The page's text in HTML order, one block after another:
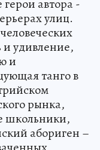
автора -
улиц.
и удивление,
и
танго в
рынка,
школьники,
абориген –